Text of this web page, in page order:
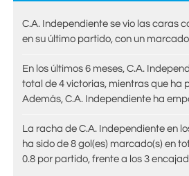
C.A. Independiente se vio las caras
en su último partido, con un
En los últimos 6 meses, C.A.
total de 4 victorias, mientras que ha
Además, C.A. Independiente ha
La racha de C.A. Independiente en
ha sido de 8 gol(es) marcado(s) en
0.8 por partido, frente a los 3